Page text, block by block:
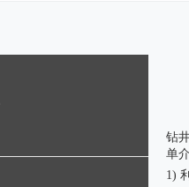
钻
单
1)